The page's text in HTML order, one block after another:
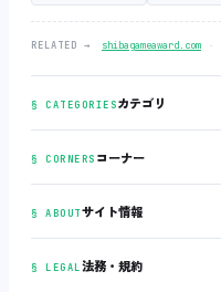
RELATED → shibagameaward.com ‧
§ CATEGORIESカテゴリ
§ CORNERS コーナー
§ ABOUTサイト情報
§ LEGAL法務・規約